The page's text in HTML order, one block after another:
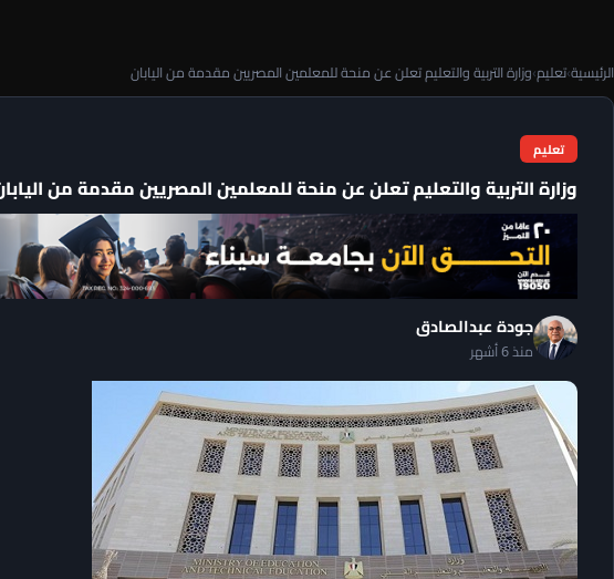
الرئيسية›تعليم›وزارة التربية والتعليم تعلن عن منحة للمعلمين المصريين مقدمة من اليابان
تعليم
وزارة التربية والتعليم تعلن عن منحة للمعلمين المصريين مقدمة من
جودة عبدالصادق
منذ 6 أشهر